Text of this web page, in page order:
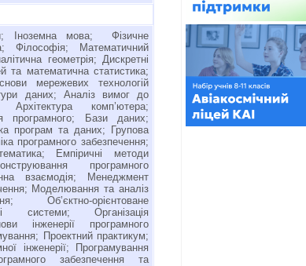
Іноземна мова; Фізичне
Філософія; Математичний
геометрія; Дискретні
та математична статистика;
мережевих технологій
даних; Аналіз вимог до
Архітектура комп’ютера;
програмного; Бази даних;
програм та даних; Групова
програмного забезпечення;
Емпіричні методи
програмного
взаємодія; Менеджмент
Моделювання та аналіз
Об’єктно-орієнтоване
системи; Організація
інженерії програмного
Проектний практикум;
інженерії; Програмування
забезпечення та